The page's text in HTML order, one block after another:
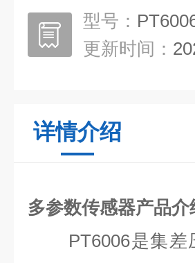
型号：
更新时间：
详情介绍
多参数传感器产品介
PT6006是集差